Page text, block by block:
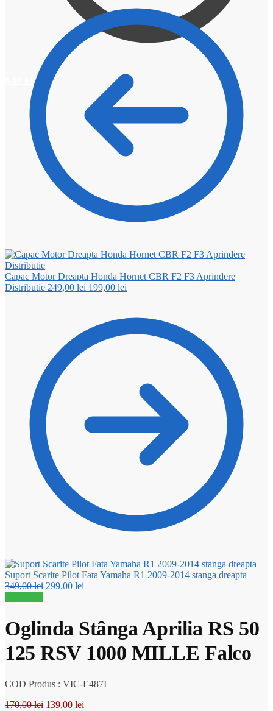
0
Capac Motor Dreapta Honda Hornet CBR F2 F3 Aprindere
Distributie 249,00lei Prețul
249,00 lei.
199,00 lei
199,00 lei.
Suport Scarite Pilot Fata Yamaha R1 2009-2014 stanga dreapta
349,00lei Prețul
349,00 lei.
299,00 lei
Oglinda Stânga Aprilia RS 50
125 RSV 1000 MILLE Falco
COD Produs : VIC-E487I
170,00lei Prețul
139,00 lei